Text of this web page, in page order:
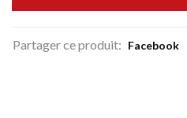
Partager ce produit: Facebook